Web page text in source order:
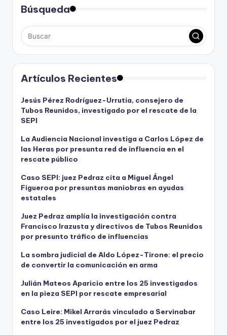
Búsqueda
Artículos Recientes
Jesús Pérez Rodríguez-Urrutia, consejero de
Tubos Reunidos, investigado por el rescate de la
SEPI
La Audiencia Nacional investiga a Carlos López de
las Heras por presunta red de influencia en el
rescate público
Caso SEPI: juez Pedraz cita a Miguel Ángel
Figueroa por presuntas maniobras en ayudas
estatales
Juez Pedraz amplía la investigación contra
Francisco Irazusta y directivos de Tubos Reunidos
por presunto tráfico de influencias
La sombra judicial de Aldo López-Tirone: el precio
de convertir la comunicación en arma
Julián Mateos Aparicio entre los 25 investigados
en la pieza SEPI por rescate empresarial
Caso Leire: Mikel Arrarás vinculado a Servinabar
entre los 25 investigados por el juez Pedraz